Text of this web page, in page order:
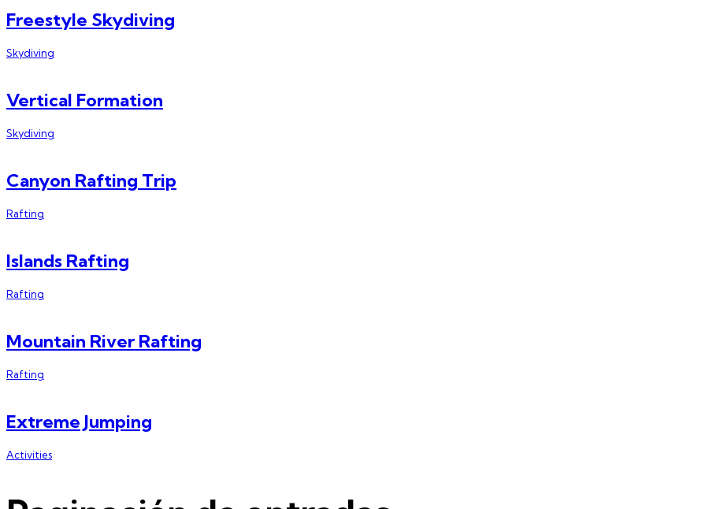
Freestyle Skydiving
Skydiving
Vertical Formation
Skydiving
Canyon Rafting Trip
Rafting
Islands Rafting
Rafting
Mountain River Rafting
Rafting
Extreme Jumping
Activities